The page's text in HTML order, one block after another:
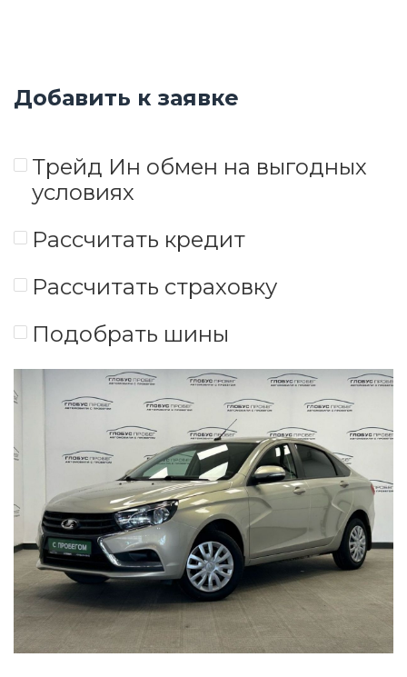
Добавить к заявке
Трейд Ин обмен на выгодных
условиях
Рассчитать кредит
Рассчитать страховку
Подобрать шины